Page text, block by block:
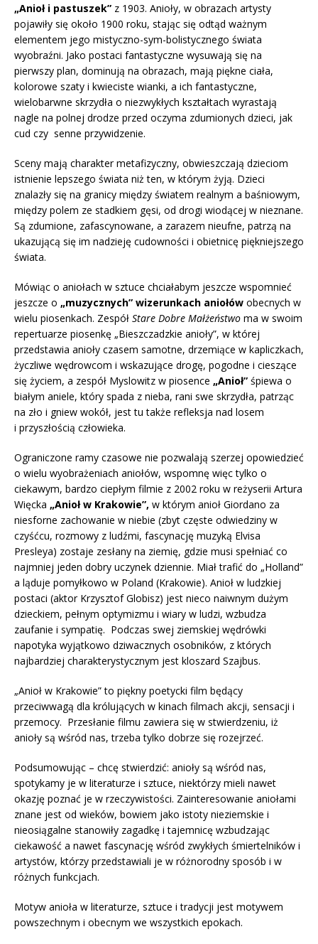
„Anioł i pastuszek” z 1903. Anioły, w obrazach artysty
pojawiły się około 1900 roku, stając się odtąd ważnym
elementem jego mistyczno-sym-bolistycznego świata
wyobraźni. Jako postaci fantastyczne wysuwają się na
pierwszy plan, dominują na obrazach, mają piękne ciała,
kolorowe szaty i kwieciste wianki, a ich fantastyczne,
wielobarwne skrzydła o niezwykłych kształtach wyrastają
nagle na polnej drodze przed oczyma zdumionych dzieci, jak
cud czy senne przywidzenie.
Sceny mają charakter metafizyczny, obwieszczają dzieciom
istnienie lepszego świata niż ten, w którym żyją. Dzieci
znalazły się na granicy między światem realnym a baśniowym,
między polem ze stadkiem gęsi, od drogi wiodącej w nieznane.
Są zdumione, zafascynowane, a zarazem nieufne, patrzą na
ukazującą się im nadzieję cudowności i obietnicę piękniejszego
świata.
Mówiąc o aniołach w sztuce chciałabym jeszcze wspomnieć
jeszcze o „muzycznych” wizerunkach aniołów obecnych w
wielu piosenkach. Zespół Stare Dobre Małżeństwo ma w swoim
repertuarze piosenkę „Bieszczadzkie anioły”, w której
przedstawia anioły czasem samotne, drzemiące w kapliczkach,
życzliwe wędrowcom i wskazujące drogę, pogodne i cieszące
się życiem, a zespół Myslowitz w piosence „Anioł” śpiewa o
białym aniele, który spada z nieba, rani swe skrzydła, patrząc
na zło i gniew wokół, jest tu także refleksja nad losem
i przyszłością człowieka.
Ograniczone ramy czasowe nie pozwalają szerzej opowiedzieć
o wielu wyobrażeniach aniołów, wspomnę więc tylko o
ciekawym, bardzo ciepłym filmie z 2002 roku w reżyserii Artura
Więcka „Anioł w Krakowie”, w którym anioł Giordano za
niesforne zachowanie w niebie (zbyt częste odwiedziny w
czyśćcu, rozmowy z ludźmi, fascynację muzyką Elvisa
Presleya) zostaje zesłany na ziemię, gdzie musi spełniać co
najmniej jeden dobry uczynek dziennie. Miał trafić do „Holland”
a ląduje pomyłkowo w Poland (Krakowie). Anioł w ludzkiej
postaci (aktor Krzysztof Globisz) jest nieco naiwnym dużym
dzieckiem, pełnym optymizmu i wiary w ludzi, wzbudza
zaufanie i sympatię. Podczas swej ziemskiej wędrówki
napotyka wyjątkowo dziwacznych osobników, z których
najbardziej charakterystycznym jest kloszard Szajbus.
„Anioł w Krakowie” to piękny poetycki film będący
przeciwwagą dla królujących w kinach filmach akcji, sensacji i
przemocy. Przesłanie filmu zawiera się w stwierdzeniu, iż
anioły są wśród nas, trzeba tylko dobrze się rozejrzeć.
Podsumowując – chcę stwierdzić: anioły są wśród nas,
spotykamy je w literaturze i sztuce, niektórzy mieli nawet
okazję poznać je w rzeczywistości. Zainteresowanie aniołami
znane jest od wieków, bowiem jako istoty nieziemskie i
nieosiągalne stanowiły zagadkę i tajemnicę wzbudzając
ciekawość a nawet fascynację wśród zwykłych śmiertelników i
artystów, którzy przedstawiali je w różnorodny sposób i w
różnych funkcjach.
Motyw anioła w literaturze, sztuce i tradycji jest motywem
powszechnym i obecnym we wszystkich epokach.